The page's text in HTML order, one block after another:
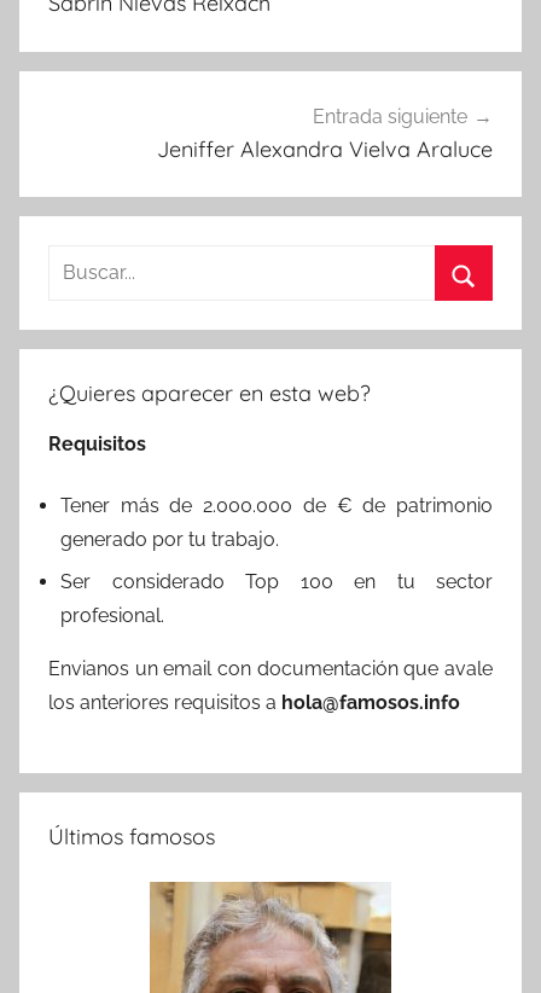
Entrada siguiente
Jeniffer Alexandra Vielva Araluce
Buscar:
¿Quieres aparecer en esta web?
Requisitos
Tener más de 2.000.000 de € de patrimonio
generado por tu trabajo.
Ser considerado Top 100 en tu sector
profesional.
Envianos un email con documentación que avale
los anteriores requisitos a hola@famosos.info
Últimos famosos